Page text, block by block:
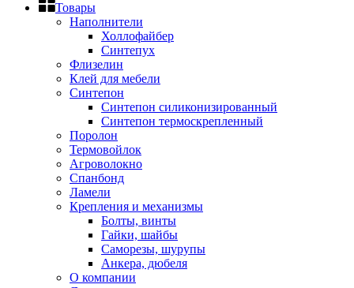
Товары
Наполнители
Холлофайбер
Синтепух
Флизелин
Клей для мебели
Синтепон
Синтепон силиконизированный
Синтепон термоскрепленный
Поролон
Термовойлок
Агроволокно
Спанбонд
Ламели
Крепления и механизмы
Болты, винты
Гайки, шайбы
Саморезы, шурупы
Анкера, дюбеля
О компании